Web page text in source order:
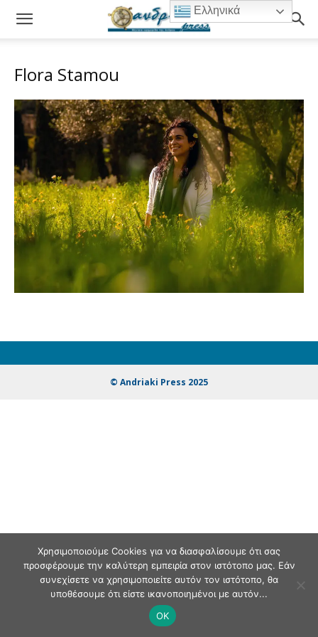
Flora Stamou
© Andriaki Press 2025
Ελληνικά
Χρησιμοποιούμε Cookies για να διασφαλίσουμε ότι σας
προσφέρουμε την καλύτερη εμπειρία στον ιστότοπο μας. Εάν
συνεχίσετε να χρησιμοποιείτε αυτόν τον ιστότοπο, θα
υποθέσουμε ότι είστε ικανοποιημένοι με αυτόν...
OK